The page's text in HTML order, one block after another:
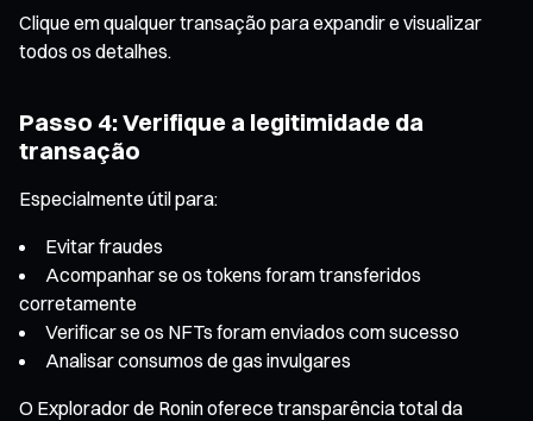
Clique em qualquer transação para expandir e visualizar
todos os detalhes.
Passo 4: Verifique a legitimidade da
transação
Especialmente útil para:
Evitar fraudes
Acompanhar se os tokens foram transferidos
corretamente
Verificar se os NFTs foram enviados com sucesso
Analisar consumos de gas invulgares
O Explorador de Ronin oferece transparência total da